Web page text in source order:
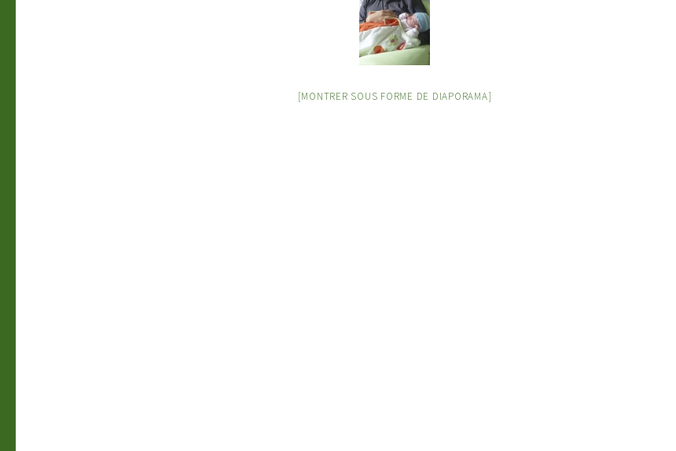
[MONTRER SOUS FORME DE DIAPORAMA]